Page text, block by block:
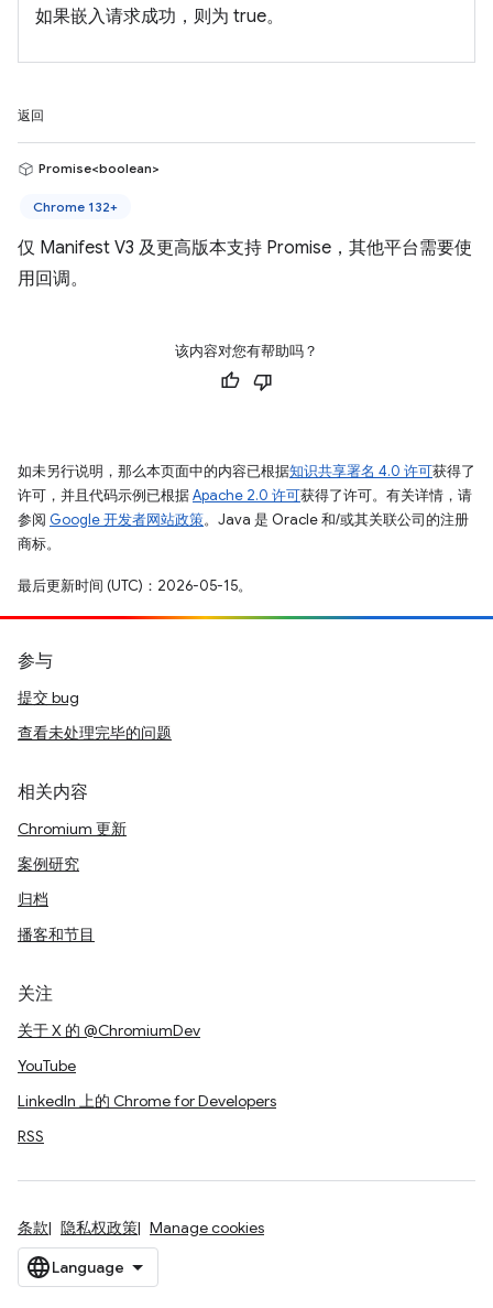
如果嵌入请求成功，则为 true。
返回
Promise<boolean>
Chrome 132+
仅 Manifest V3 及更高版本支持 Promise，其他平台需要使
用回调。
该内容对您有帮助吗？
如未另行说明，那么本页面中的内容已根据知识共享署名 4.0 许可获得了
许可，并且代码示例已根据Apache 2.0 许可获得了许可。有关详情，请
参阅 Google 开发者网站政策。Java 是 Oracle 和/或其关联公司的注册
商标。
最后更新时间 (UTC)：2026-05-15。
参与
提交 bug
查看未处理完毕的问题
相关内容
Chromium 更新
案例研究
归档
播客和节目
关注
关于 X 的 @ChromiumDev
YouTube
LinkedIn 上的 Chrome for Developers
RSS
条款 隐私权政策 Manage cookies